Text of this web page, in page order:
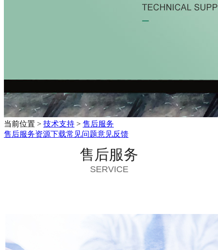
当前位置 > 技术支持 > 售后服务
售后服务资源下载常见问题意见反馈
售后服务
SERVICE